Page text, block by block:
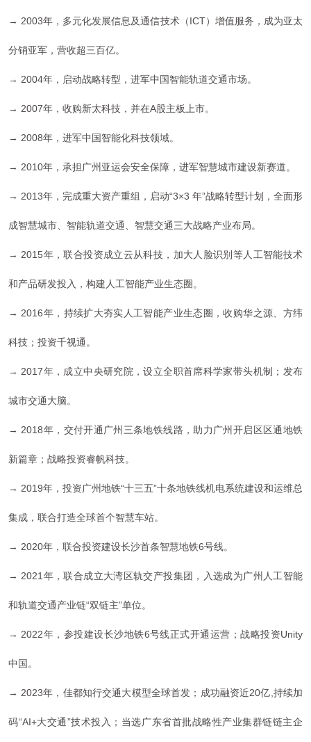
→ 2003年， 多元化发展信息及通信技术（ICT）增值服务，成为亚太
分销亚军，营收超三百亿。
→ 2004年， 启动战略转型，进军中国智能轨道交通市场。
→ 2007年， 收购新太科技，并在A股主板上市。
→ 2008年， 进军中国智能化科技领域。
→ 2010年， 承担广州亚运会安全保障，进军智慧城市建设新赛道。
→ 2013年， 完成重大资产重组，启动“3×3 年”战略转型计划，全面形
成智慧城市、智能轨道交通、智慧交通三大战略产业布局。
→ 2015年，联合投资成立云从科技，加大人脸识别等人工智能技术
和产品研发投入，构建人工智能产业生态圈。
→ 2016年， 持续扩大夯实 人工智能产业生态圈，收购华之源、方纬
科技；投资千视通。
→ 2017年，成立中央研究院，设立全职首席科学家带头机制；发布
城市交通大脑。
→ 2018年， 交付开通广州三条地铁线路，助力广州开启区区通地铁
新篇章； 战略投资睿帆科技。
→ 2019年，投资广州地铁“十三五”十条地铁线机电系统建设和运维总
集成，联合打造全球首个智慧车站。
→ 2020年， 联合投资建设长沙首条智慧地铁6号线。
→ 2021年，联合成立大湾区轨交产投集团，入选成为广州人工智能
和轨道交通产业链“双链主”单位。
→ 2022年， 参投建设长沙地铁6号线正式开通运营； 战略投资Unity
中国。
→ 2023年， 佳都知行交通大模型全球首发； 成功融资近20亿,持续加
码“AI+大交通”技术投入； 当选广东省首批战略性产业集群链链主企